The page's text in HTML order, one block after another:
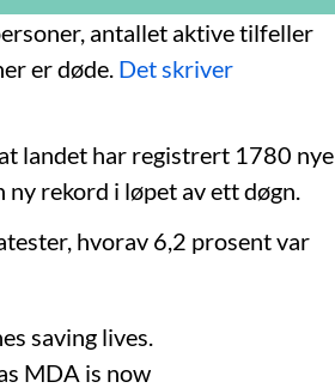
antallet aktive tilfeller
er døde. Det skriver
landet har registrert 1780 nye
rekord i løpet av ett døgn.
hvorav 6,2 prosent var
saving lives.
MDA is now